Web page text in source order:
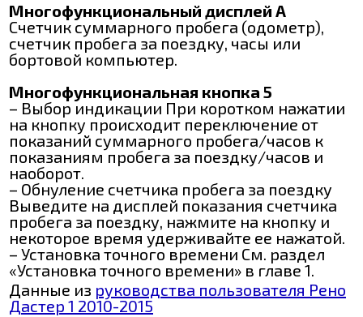
Многофункциональный дисплей A
Счетчик суммарного пробега (одометр),
счетчик пробега за поездку, часы или
бортовой компьютер.
Многофункциональная кнопка 5
– Выбор индикации При коротком нажатии
на кнопку происходит переключение от
показаний суммарного пробега/часов к
показаниям пробега за поездку/часов и
наоборот.
– Обнуление счетчика пробега за поездку
Выведите на дисплей показания счетчика
пробега за поездку, нажмите на кнопку и
некоторое время удерживайте ее нажатой.
– Установка точного времени См. раздел
«Установка точного времени» в главе 1.
Данные из руководства пользователя Рено
Дастер 1 2010-2015